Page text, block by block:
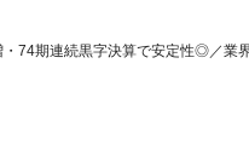
74期連続黒字決算で安定性◎／業